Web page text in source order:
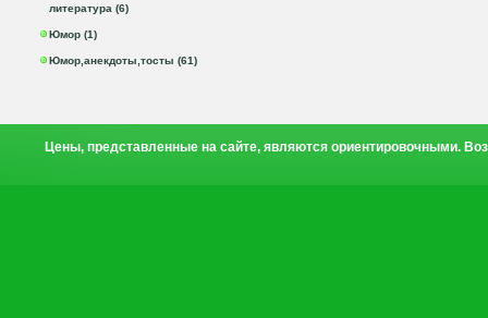
литература (6)
Юмор (1)
Юмор,анекдоты,тосты (61)
Цены, представленные на сайте, являются ориентировочными.